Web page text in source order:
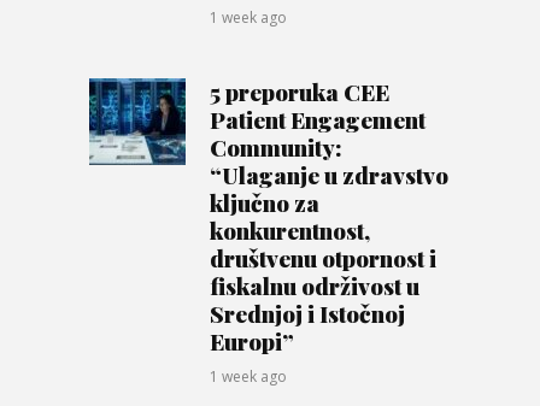
1 week ago
5 preporuka CEE
Patient Engagement
Community:
“Ulaganje u zdravstvo
ključno za
konkurentnost,
društvenu otpornost i
fiskalnu održivost u
Srednjoj i Istočnoj
Europi”
1 week ago